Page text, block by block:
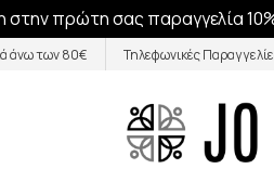
πρώτη σας παραγγελία
άνω των 80€ Τηλεφωνικές